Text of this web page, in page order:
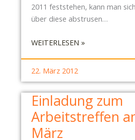
T
D
E
T
U
N
2011 feststehen, kann man
über diese abstrusen…
WEITERLESEN »:
T
T
E
22. März 2012
Einladung zum
Arbeitstreffen
März